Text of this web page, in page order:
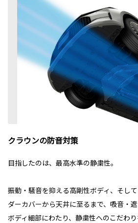
クラウンの防音対策
目指したのは、最高水準の静粛性。
振動・騒音を抑える高剛性ボディ、そし
ダーカバーから天井に至るまで、吸音・
ボディ細部にわたり、静粛性へのこだわ